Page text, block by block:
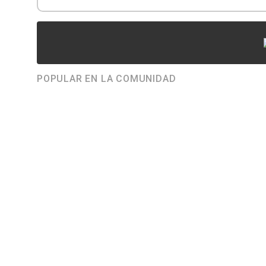
POPULAR EN LA COMUNIDAD